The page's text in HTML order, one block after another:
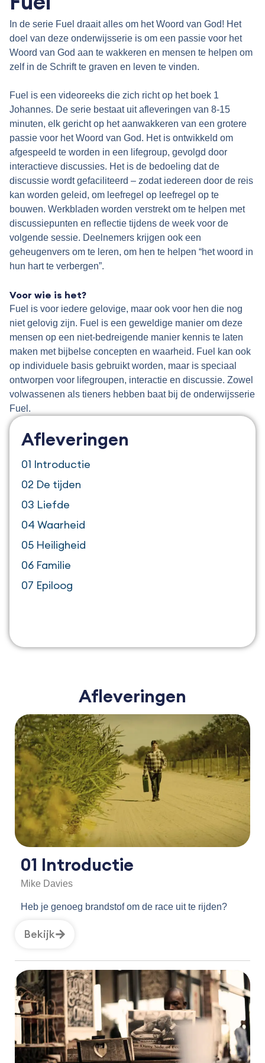
In de serie Fuel draait alles om het Woord van God! Het
doel van deze onderwijsserie is om een passie voor het
Woord van God aan te wakkeren en mensen te helpen om
zelf in de Schrift te graven en leven te vinden.
Fuel is een videoreeks die zich richt op het boek 1
Johannes. De serie bestaat uit afleveringen van 8-15
minuten, elk gericht op het aanwakkeren van een grotere
passie voor het Woord van God. Het is ontwikkeld om
afgespeeld te worden in een lifegroup, gevolgd door
interactieve discussies. Het is de bedoeling dat de
discussie wordt gefaciliteerd – zodat iedereen door de reis
kan worden geleid, om leefregel op leefregel op te
bouwen. Werkbladen worden verstrekt om te helpen met
discussiepunten en reflectie tijdens de week voor de
volgende sessie. Deelnemers krijgen ook een
geheugenvers om te leren, om hen te helpen “het woord in
hun hart te verbergen”.
Voor wie is het?
Fuel is voor iedere gelovige, maar ook voor hen die nog
niet gelovig zijn. Fuel is een geweldige manier om deze
mensen op een niet-bedreigende manier kennis te laten
maken met bijbelse concepten en waarheid. Fuel kan ook
op individuele basis gebruikt worden, maar is speciaal
ontworpen voor lifegroupen, interactie en discussie. Zowel
volwassenen als tieners hebben baat bij de onderwijsserie
Fuel.
Afleveringen
01 Introductie
02 De tijden
03 Liefde
04 Waarheid
05 Heiligheid
06 Familie
07 Epiloog
Afleveringen
01 Introductie
Mike Davies
Heb je genoeg brandstof om de race uit te rijden?
Bekijk